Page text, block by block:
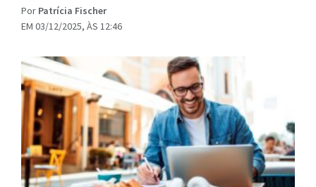
Por Patrícia Fischer
EM 03/12/2025, ÀS 12:46